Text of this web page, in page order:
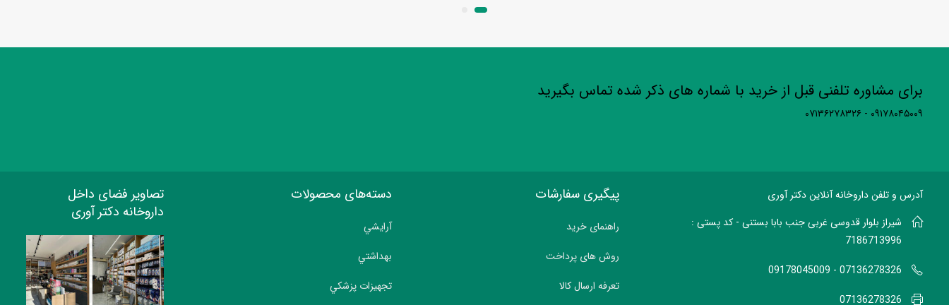
برای مشاوره تلفنی قبل از خرید با شماره های ذکر شده تماس بگیرید
۰۹۱۷۸۰۴۵۰۰۹ - ۰۷۱۳۶۲۷۸۳۲۶
آدرس و تلفن داروخانه آنلاین دکتر آوری
شیراز بلوار قدوسی غربی جنب بابا بستنی - کد پستی :
7186713996
07136278326 - 09178045009
07136278326
پیگیری سفارشات
راهنمای خرید
روش های پرداخت
تعرفه ارسال کالا
دسته‌های محصولات
آرايشي
بهداشتي
تجهيزات پزشکي
تصاویر فضای داخل
داروخانه دکتر آوری